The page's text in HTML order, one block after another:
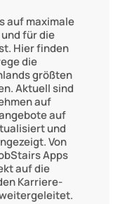
auf maximale
für die
Hier finden
die
größten
Aktuell sind
auf
auf
und
Von
Apps
auf die
Karriere-